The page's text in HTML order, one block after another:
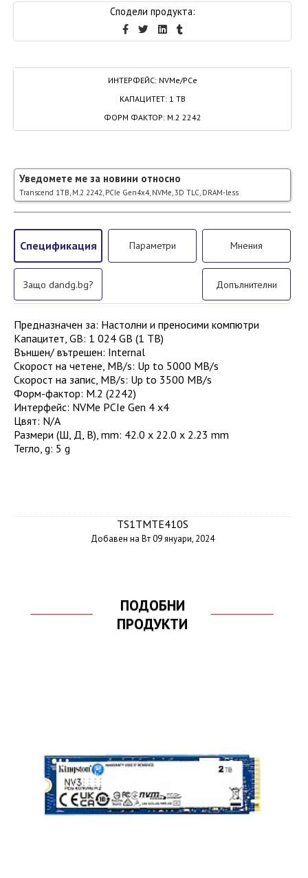
ИНТЕРФЕЙС: NVMe/PCe
КАПАЦИТЕТ: 1 TB
ФОРМ ФАКТОР: M.2 2242
Сподели продукта:
Уведомете ме за новини относно
Transcend 1TB, M.2 2242, PCIe Gen4x4, NVMe, 3D TLC, DRAM-less
Спецификация Параметри Мнения
Защо dandg.bg? Допълнителни
Предназначен за: Настолни и преносими компютри
Капацитет, GB: 1 024 GB (1 TB)
Външен/ вътрешен: Internal
Скорост на четене, MB/s: Up to 5000 MB/s
Скорост на запис, MB/s: Up to 3500 MB/s
Форм-фактор: M.2 (2242)
Интерфейс: NVMe PCIe Gen 4 x4
Цвят: N/A
Размери (Ш, Д, В), mm: 42.0 x 22.0 x 2.23 mm
Тегло, g: 5 g
TS1TMTE410S
Добавен на Вт 09 януари, 2024
ПОДОБНИ
ПРОДУКТИ